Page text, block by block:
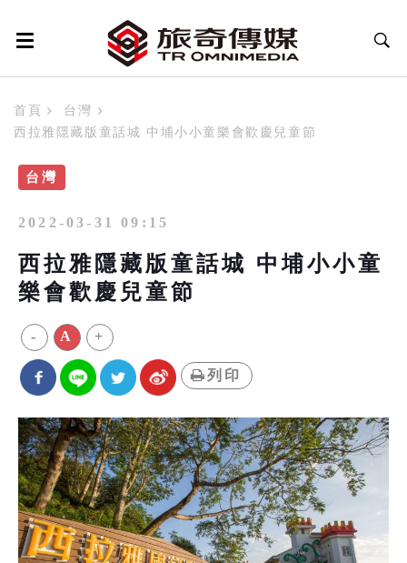
首頁
台灣
西拉雅隱藏版童話城 中埔小小童樂會歡慶兒童節
台灣
2022-03-31 09:15
西拉雅隱藏版童話城 中埔小小童
樂會歡慶兒童節
- A +
列印